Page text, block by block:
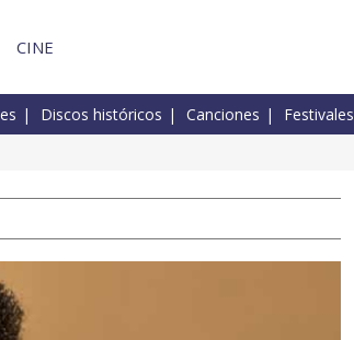
CINE
Discos históricos Canciones Festivales